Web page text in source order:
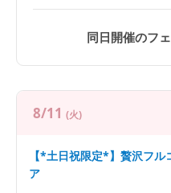
同日開催のフ
8/11 (火)
【*土日祝限定*】贅沢フ
ア